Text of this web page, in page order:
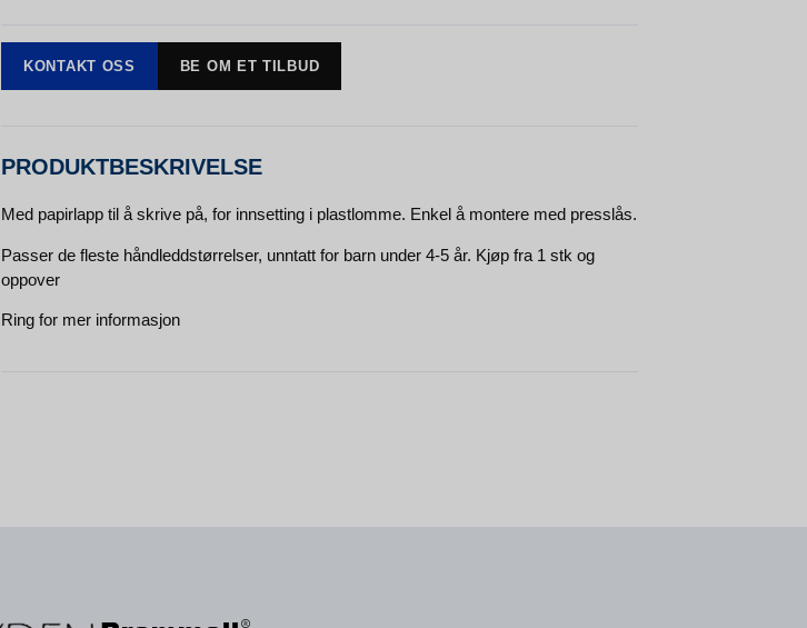
KONTAKT OSS BE OM ET TILBUD
PRODUKTBESKRIVELSE
Med papirlapp til å skrive på, for innsetting i plastlomme. Enkel å montere med presslås.
Passer de fleste håndleddstørrelser, unntatt for barn under 4-5 år. Kjøp fra 1 stk og
oppover
Ring for mer informasjon